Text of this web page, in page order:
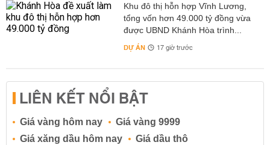
Khu đô thị hỗn hợp Vĩnh Lương,
tổng vốn hơn 49.000 tỷ đồng vừa
được UBND Khánh Hòa trình...
DỰ ÁN 17 giờ trước
LIÊN KẾT NỔI BẬT
Giá vàng hôm nay
Giá vàng 9999
Giá xăng dầu hôm nay
Giá dầu thô